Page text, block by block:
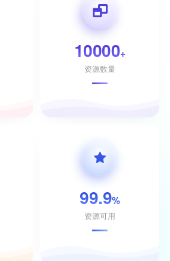
10000+
资源数量
99.9%
资源可用